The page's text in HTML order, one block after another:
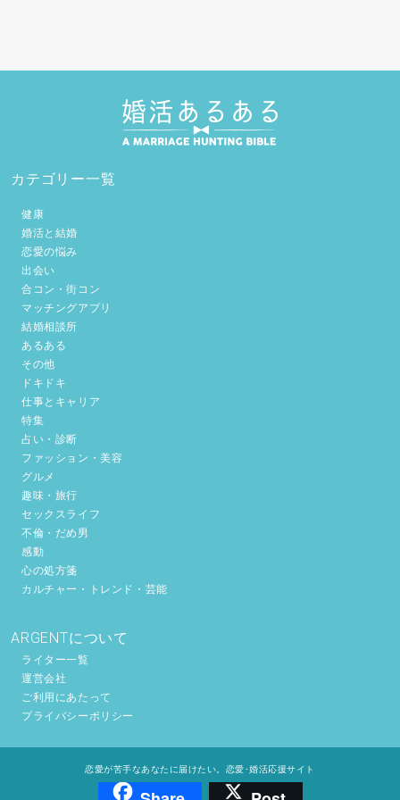
カテゴリー一覧
健康
婚活と結婚
恋愛の悩み
出会い
合コン・街コン
マッチングアプリ
結婚相談所
あるある
その他
ドキドキ
仕事とキャリア
特集
占い・診断
ファッション・美容
グルメ
趣味・旅行
セックスライフ
不倫・だめ男
感動
心の処方箋
カルチャー・トレンド・芸能
ARGENTについて
ライター一覧
運営会社
ご利用にあたって
プライバシーポリシー
恋愛が苦手なあなたに届けたい。恋愛･婚活応援サイト